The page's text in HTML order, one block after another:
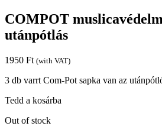
COMPOT
utánpótlás
1950 Ft (with VAT)
3 db varrt Com-Pot sapka van az
Tedd a kosárba
Out of stock